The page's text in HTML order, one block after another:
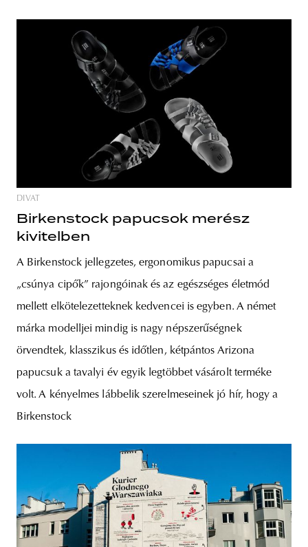
DIVAT
Birkenstock papucsok merész
kivitelben
A Birkenstock jellegzetes, ergonomikus papucsai a
„csúnya cipők” rajongóinak és az egészséges életmód
mellett elkötelezetteknek kedvencei is egyben. A német
márka modelljei mindig is nagy népszerűségnek
örvendtek, klasszikus és időtlen, kétpántos Arizona
papucsuk a tavalyi év egyik legtöbbet vásárolt terméke
volt. A kényelmes lábbelik szerelmeseinek jó hír, hogy a
Birkenstock